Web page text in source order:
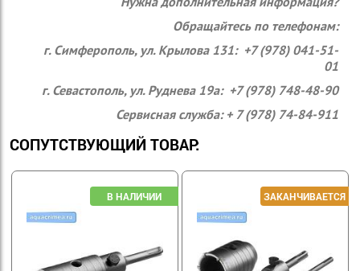
Обращайтесь по телефонам:
г. Симферополь, ул. Крылова 131: +7 (978) 041-51-
01
г. Севастополь, ул. Руднева 19а: +7 (978) 748-48-90
Сервисная служба: + 7 (978) 74-84-911
СОПУТСТВУЮЩИЙ ТОВАР: